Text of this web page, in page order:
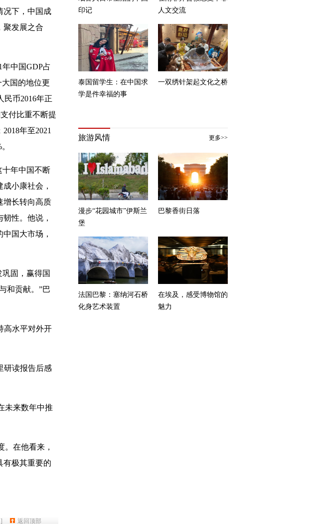
况下，中国成
聚发展之合
中国GDP占
国的地位更
民币2016年正
付比重不断提
年至2021
十年中国不断
小康社会，
增长转向高质
性。他说，
国大市场，
固，赢得国
和贡献。”巴
高水平对外开
研读报告后感
未来数年中推
。在他看来，
有极其重要的
] 返回顶部